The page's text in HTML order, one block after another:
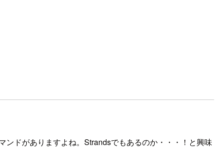
ドがありますよね。Strandsでもあるのか・・・！と興味